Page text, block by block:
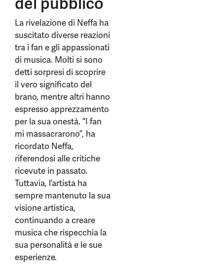
La rivelazione di Neffa ha
suscitato diverse reazioni
tra i fan e gli appassionati
di musica. Molti si sono
detti sorpresi di scoprire
il vero significato del
brano, mentre altri hanno
espresso apprezzamento
per la sua onestà. “I fan
mi massacrarono”, ha
ricordato Neffa,
riferendosi alle critiche
ricevute in passato.
Tuttavia, l’artista ha
sempre mantenuto la sua
visione artistica,
continuando a creare
musica che rispecchia la
sua personalità e le sue
esperienze.